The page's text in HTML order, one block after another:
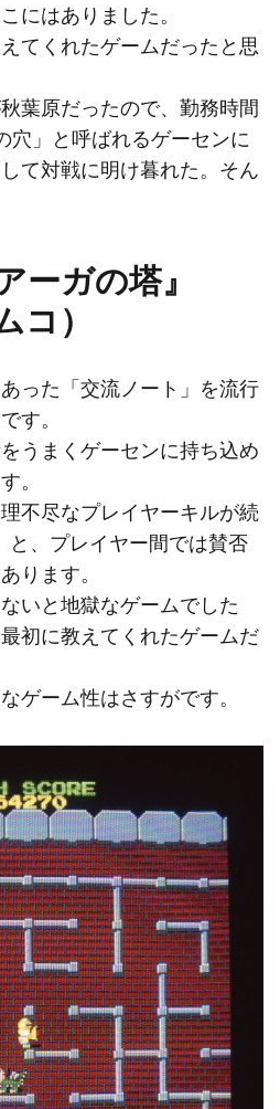
にはありました。
てくれたゲームだったと思
葉原だったので、勤務時間
穴」と呼ばれるゲーセンに
て対戦に明け暮れた。そん
ーガの塔』
コ）
った「交流ノート」を流行
す。
うまくゲーセンに持ち込め
。
不尽なプレイヤーキルが続
と、プレイヤー間では賛否
ります。
いと地獄なゲームでした
初に教えてくれたゲームだ
ゲーム性はさすがです。